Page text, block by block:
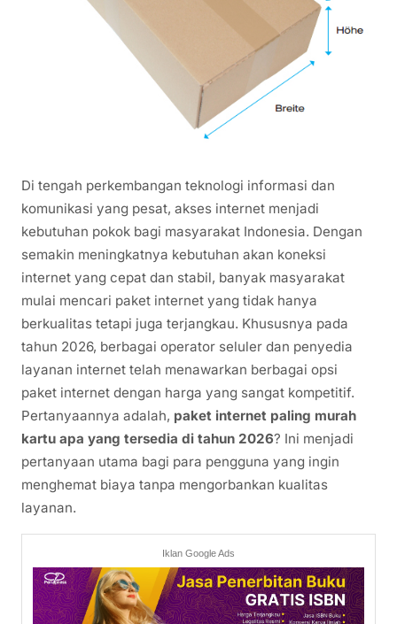
Di tengah perkembangan teknologi informasi dan
komunikasi yang pesat, akses internet menjadi
kebutuhan pokok bagi masyarakat Indonesia. Dengan
semakin meningkatnya kebutuhan akan koneksi
internet yang cepat dan stabil, banyak masyarakat
mulai mencari paket internet yang tidak hanya
berkualitas tetapi juga terjangkau. Khususnya pada
tahun 2026, berbagai operator seluler dan penyedia
layanan internet telah menawarkan berbagai opsi
paket internet dengan harga yang sangat kompetitif.
Pertanyaannya adalah, paket internet paling murah
kartu apa yang tersedia di tahun 2026? Ini menjadi
pertanyaan utama bagi para pengguna yang ingin
menghemat biaya tanpa mengorbankan kualitas
layanan.
Iklan Google Ads